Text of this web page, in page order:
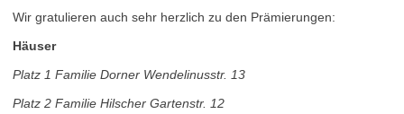
Wir gratulieren auch sehr herzlich zu den Prämierungen:
Häuser
Platz 1 Familie Dorner Wendelinusstr. 13
Platz 2 Familie Hilscher Gartenstr. 12